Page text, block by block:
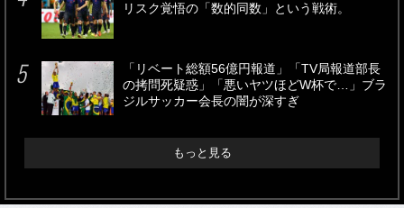
リスク覚悟の「数的同数」という戦術。
「リベート総額56億円報道」「TV局報道部長
の拷問死疑惑」「悪いヤツほどW杯で…」ブラ
ジルサッカー会長の闇が深すぎ
もっと見る